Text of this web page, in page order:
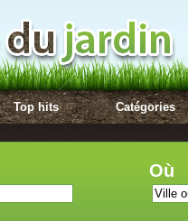
Top hits Catégories
Où